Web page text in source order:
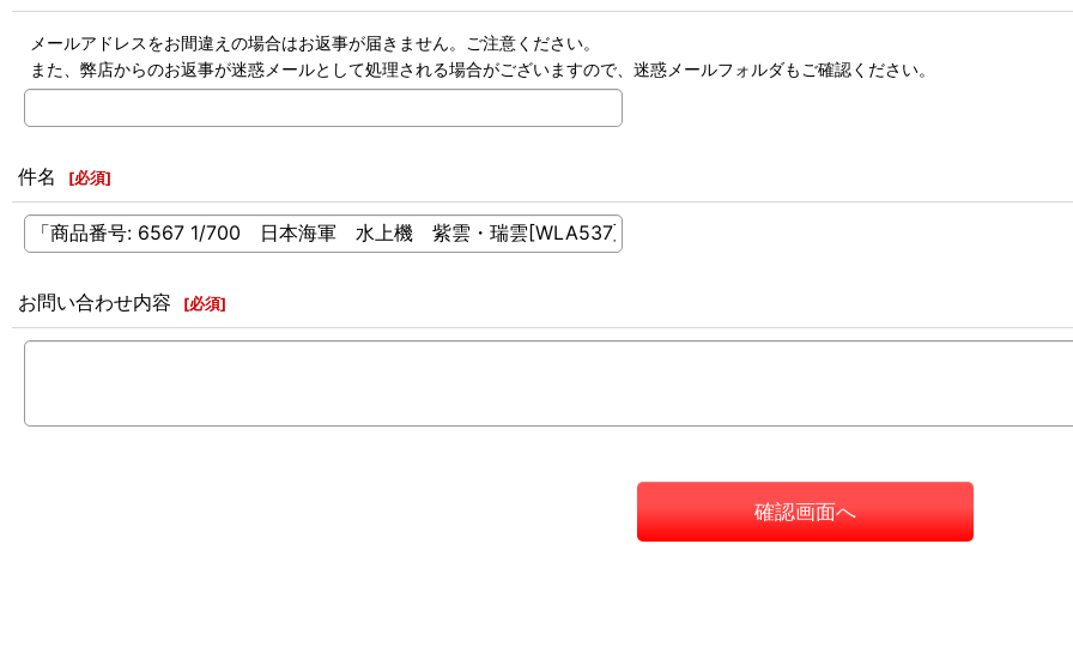
メールアドレスをお間違えの場合はお返事が届きません。ご注意ください。
また、弊店からのお返事が迷惑メールとして処理される場合がございますので、迷惑メールフォルダもご確認ください。
件名 [必須]
お問い合わせ内容 [必須]
確認画面へ